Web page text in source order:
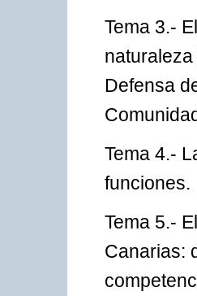
Tema 3.-
Defensa
Tema 4.-
funciones.
Tema 5.-
Canarias: